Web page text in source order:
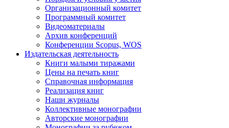
Организационный комитет
Программный комитет
Видеоматериалы
Архив конференций
Конференции Scopus, WOS
Издательская деятельность
Книги малыми тиражами
Цены на печать книг
Справочная информация
Реализация книг
Наши журналы
Коллективные монографии
Авторские монографии